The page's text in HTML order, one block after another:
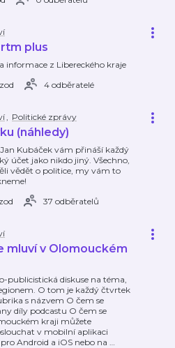
plus
informace z Libereckého kraje
4 odběratelé
, Politické zprávy
(náhledy)
Kubáček vám přináší každý
účet jako nikdo jiný. Všechno,
vědět o politice, my vám to
37 odběratelů
mluví v Olomouckém
publicistická diskuse na téma,
O tom je každý čtvrtek
s názvem O čem se
díly podcastu O čem se
kraji můžete
v mobilní aplikaci
Android a iOS nebo na …